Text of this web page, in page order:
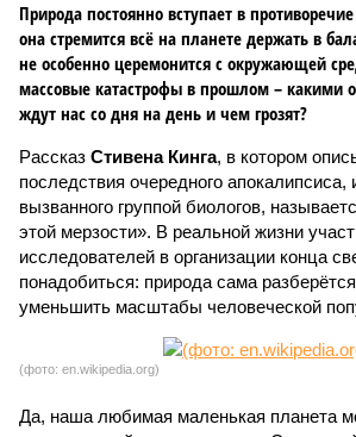
Природа постоянно вступает в
она стремится всё на планете держать в
не особенно церемонится с окружающей
массовые катастрофы в прошлом – какими
ждут нас со дня на день и чем грозят?
Рассказ Стивена Кинга, в котором
последствия очередного апокалипсиса,
вызванного группой биологов,
этой мерзости». В реальной жизни
исследователей в организации конца
понадобиться: природа сама
уменьшить масштабы человеческой
(фото: en.wikipedia.org)
Да, наша любимая маленькая планета